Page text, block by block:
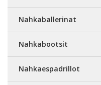
Nahkaballerinat
Nahkabootsit
Nahkaespadrillot